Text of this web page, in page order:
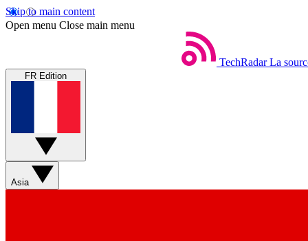
Skip to main content
Open menu Close main menu
TechRadar La
FR Edition
Asia